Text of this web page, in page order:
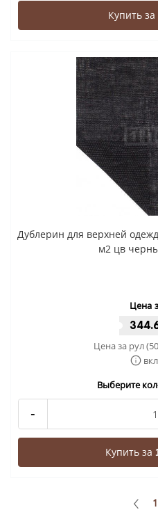
Купить за
Дублерин для верхней
м2 цв
Цена
Цена за рул
Выберите
-
Купить за
1